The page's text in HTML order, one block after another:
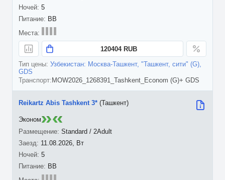
5
BB
120404 RUB
Узбекистан: Москва-Ташкент, "Ташкент, сити" (G),
GDS
MOW2026_1268391_Tashkent_Econom (G)+ GDS
11.08.2026, Вт
5
Reikartz Abis Tashkent 3* (Ташкент)
Standard / 2Adult
BB
Эконом